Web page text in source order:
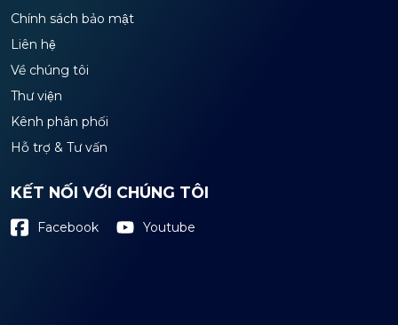
Chính sách bảo mật
Liên hệ
Về chúng tôi
Thư viện
Kênh phân phối
Hỗ trợ & Tư vấn
KẾT NỐI VỚI CHÚNG TÔI
Facebook Youtube